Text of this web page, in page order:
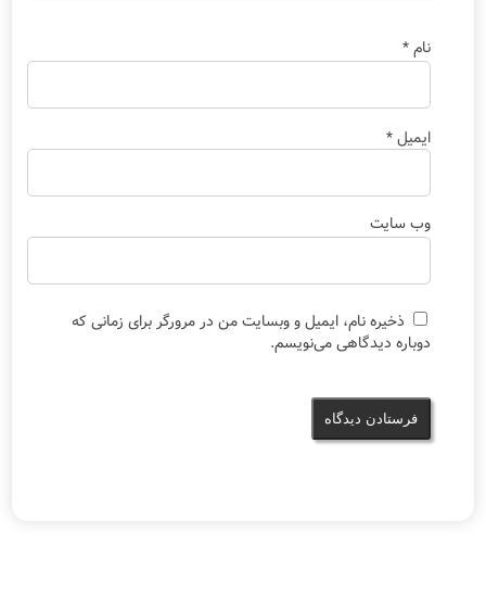
نام*
ایمیل*
وب‌ سایت
ذخیره نام، ایمیل و وبسایت من در مرورگر برای زمانی که
دوباره دیدگاهی می‌نویسم.